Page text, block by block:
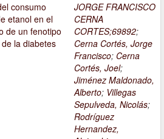
consumo
etanol en el
de un fenotipo
la diabetes
JORGE FRANCISCO
CERNA
CORTES;69892;
Cerna Cortés, Jorge
Francisco; Cerna
Cortés, Joel;
Jiménez Maldonado,
Alberto; Villegas
Sepulveda, Nicolás;
Rodríguez
Hernandez,